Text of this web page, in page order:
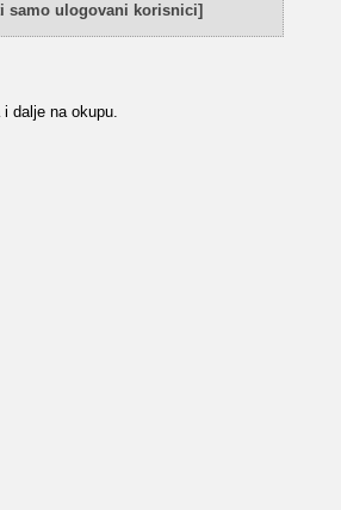
samo ulogovani korisnici]
i dalje na okupu.